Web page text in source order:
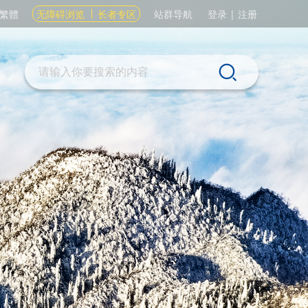
繁體 无障碍浏览 长者专区 站群导航 登录 | 注册